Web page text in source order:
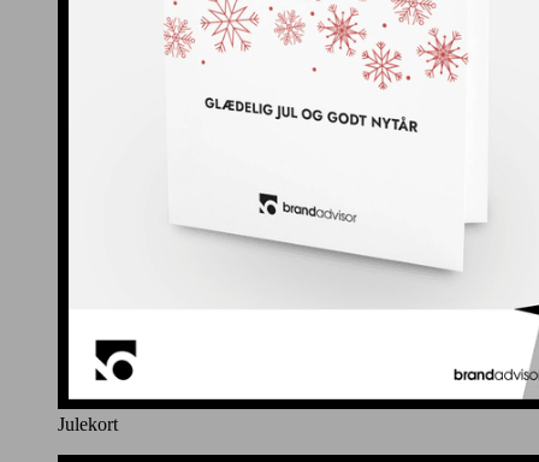
Julekort